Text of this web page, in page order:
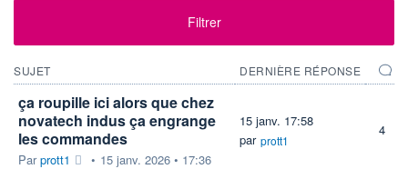
Filtrer
SUJET DERNIÈRE RÉPONSE
ça roupille ici alors que chez
novatech indus ça engrange
les commandes
Parprott1 • 15 janv. 2026 • 17:36
15 janv. 17:58
par prott1
4